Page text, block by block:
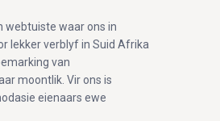
webtuiste waar ons in
lekker verblyf in Suid Afrika
van
moontlik. Vir ons is
eienaars ewe